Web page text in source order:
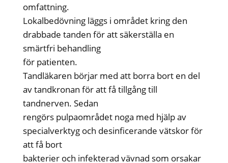
omfattning.
Lokalbedövning läggs i området kring den
drabbade tanden för att säkerställa en
smärtfri behandling
för patienten.
Tandläkaren börjar med att borra bort en del
av tandkronan för att få tillgång till
tandnerven. Sedan
rengörs pulpaområdet noga med hjälp av
specialverktyg och desinficerande vätskor för
att få bort
bakterier och infekterad vävnad som orsakar